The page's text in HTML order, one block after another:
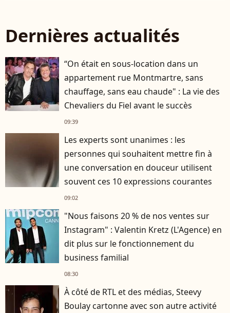
Dernières actualités
“On était en sous-location dans un
appartement rue Montmartre, sans
chauffage, sans eau chaude" : La vie des
Chevaliers du Fiel avant le succès
09:39
Les experts sont unanimes : les
personnes qui souhaitent mettre fin à
une conversation en douceur utilisent
souvent ces 10 expressions courantes
09:02
"Nous faisons 20 % de nos ventes sur
Instagram" : Valentin Kretz (L'Agence) en
dit plus sur le fonctionnement du
business familial
08:30
À côté de RTL et des médias, Steevy
Boulay cartonne avec son autre activité